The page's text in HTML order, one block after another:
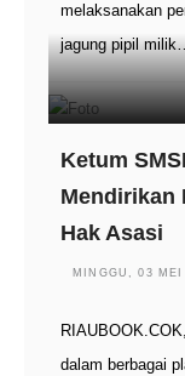
melaksanakan
jagung pipil
Ketum
Mendirikan
Hak Asasi
MINGGU, 03
dalam berbagai